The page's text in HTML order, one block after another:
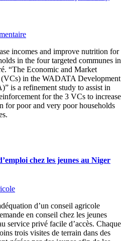
incomes and improve nutrition for
in the four targeted communes in
“The Economic and Market
in the WADATA Development
is a refinement study to assist in
for the 3 VCs to increase
for poor and very poor households
chez les jeunes au Niger
d’un conseil agricole
en conseil chez les jeunes
service privé facile d’accès. Chaque
trois visites de terrain dans des